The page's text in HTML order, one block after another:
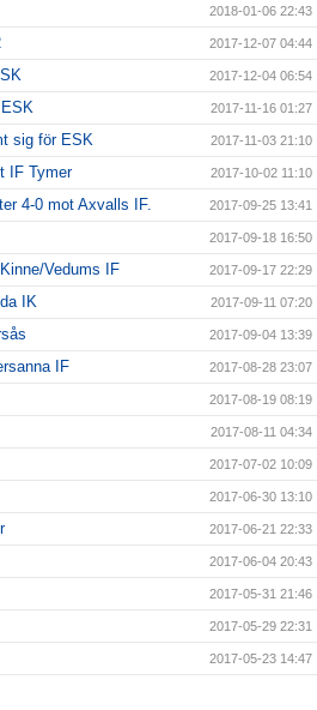
2018-01-06 22:43
2017-12-07 04:44
2017-12-04 06:54
2017-11-16 01:27
sig för ESK 2017-11-03 21:10
IF Tymer 2017-10-02 11:10
4-0 mot Axvalls IF. 2017-09-25 13:41
2017-09-18 16:50
Vedums IF 2017-09-17 22:29
IK 2017-09-11 07:20
2017-09-04 13:39
IF 2017-08-28 23:07
2017-08-19 08:19
2017-08-11 04:34
2017-07-02 10:09
2017-06-30 13:10
2017-06-21 22:33
2017-06-04 20:43
2017-05-31 21:46
2017-05-29 22:31
2017-05-23 14:47